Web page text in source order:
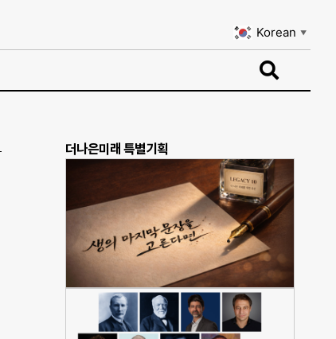
Korean ▼
더나은미래 특별기획